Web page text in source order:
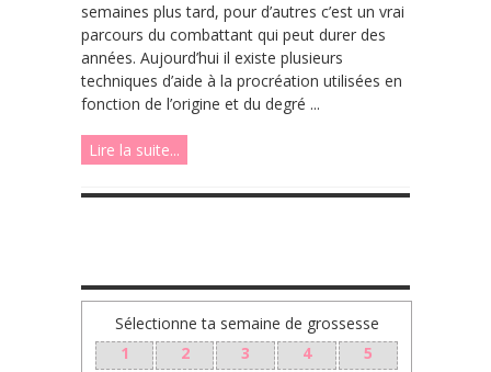
semaines plus tard, pour d’autres c’est un vrai
parcours du combattant qui peut durer des
années. Aujourd’hui il existe plusieurs
techniques d’aide à la procréation utilisées en
fonction de l’origine et du degré ...
Lire la suite...
Sélectionne ta semaine de grossesse
1
2 3 4
5